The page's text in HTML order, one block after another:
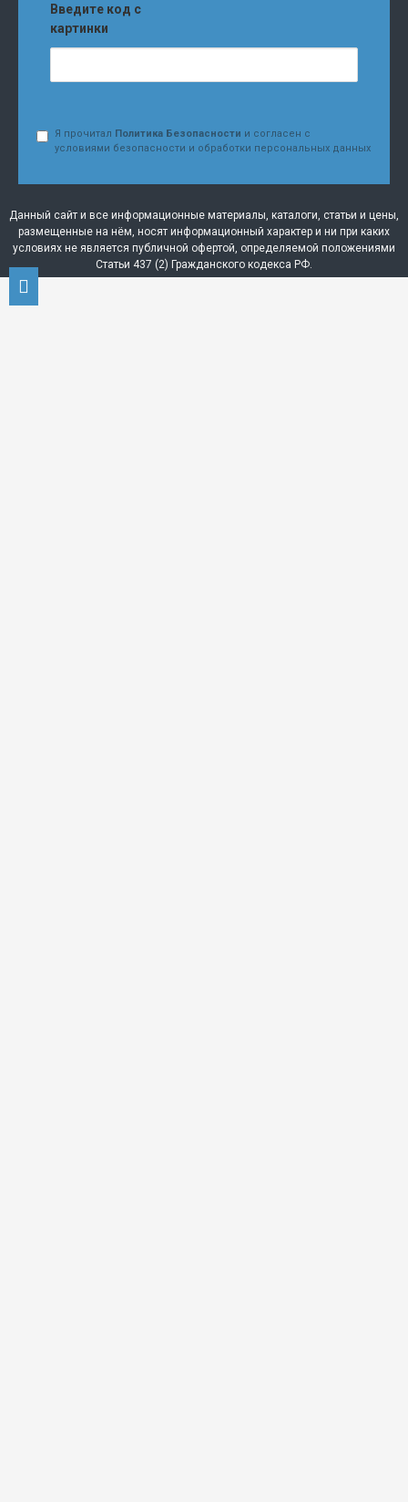
Введите код с
картинки
Я прочитал Политика Безопасности и согласен с
условиями безопасности и обработки персональных данных
Данный сайт и все информационные материалы, каталоги, статьи и цены,
размещенные на нём, носят информационный характер и ни при каких
условиях не является публичной офертой, определяемой положениями
Статьи 437 (2) Гражданского кодекса РФ.